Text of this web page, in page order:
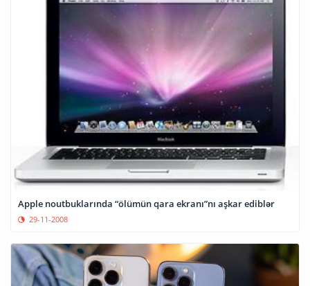
Apple noutbuklarında “ölümün qara ekranı”nı aşkar ediblər
29-11-2008